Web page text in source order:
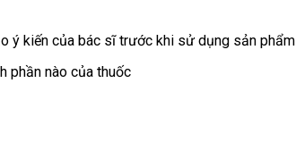
ý kiến của bác sĩ trước khi sử dụng sản phẩm
phần nào của thuốc